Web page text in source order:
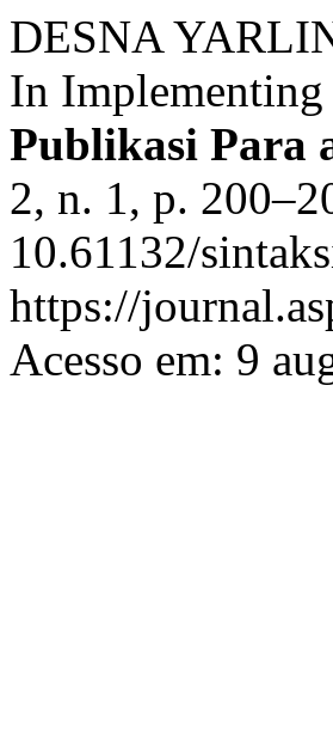
DESNA
In
Publikasi Para
2, n. 1, p.
10.61132/
https://
Acesso em: 9